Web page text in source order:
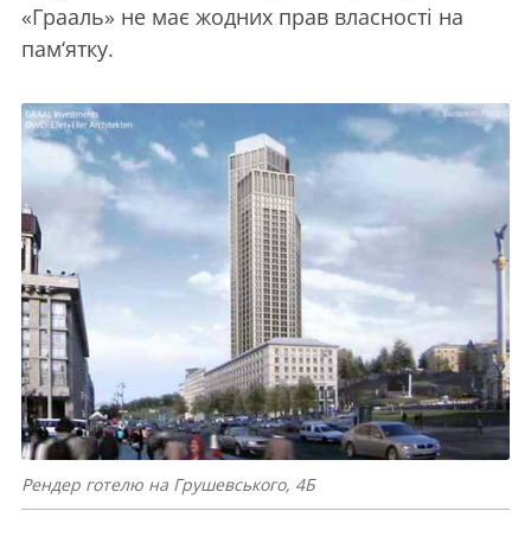
«Грааль» не має жодних прав власності на
пам‘ятку.
Рендер готелю на Грушевського, 4Б